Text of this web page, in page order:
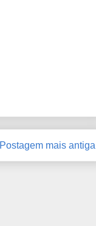
Postagem mais antiga